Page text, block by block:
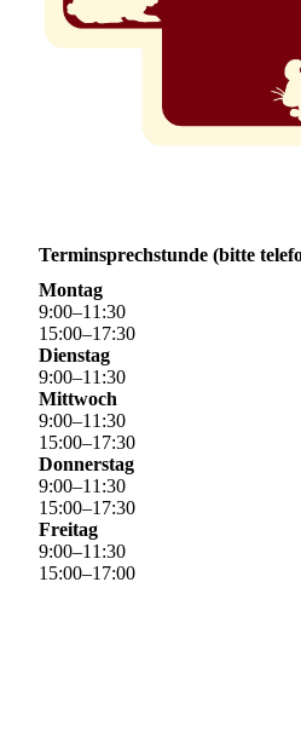
Terminsprechstunde (bitte
Montag
9:00–11 :30
15:00–17:30
Dienstag
9:00–11 :30
Mittwoch
9:00–11 :30
15:00–17:30
Donnerstag
9:00–11 :30
15:00–17:30
Freitag
9:00–11 :30
15:00–17:00